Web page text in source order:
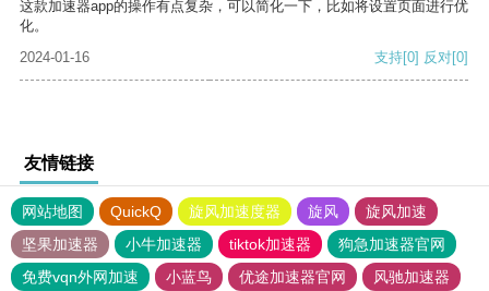
这款加速器app的操作有点复杂，可以简化一下，比如将设置页面进行优
化。
2024-01-16
支持[0] 反对[0]
友情链接
网站地图 QuickQ 旋风加速度器 旋风
旋风加速
坚果加速器
小牛加速器 tiktok加速器
狗急加速器官网
免费vqn外网加速
小蓝鸟 优途加速器官网
风驰加速器